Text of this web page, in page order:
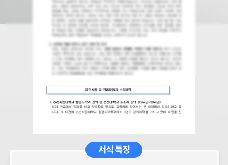
서식 특징